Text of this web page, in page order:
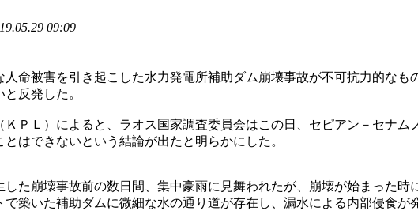
09:09
命被害を引き起こした水力発電所補助ダム崩壊事故が不可抗力的な
反発した。
ＫＰＬ）によると、ラオス国家調査委員会はこの日、セピアン－セナ
はできないという結論が出たと明らかにした。
した崩壊事故前の数日間、集中豪雨に見舞われたが、崩壊が始まった
築いた補助ダムに微細な水の通り道が存在し、漏水による内部侵食が